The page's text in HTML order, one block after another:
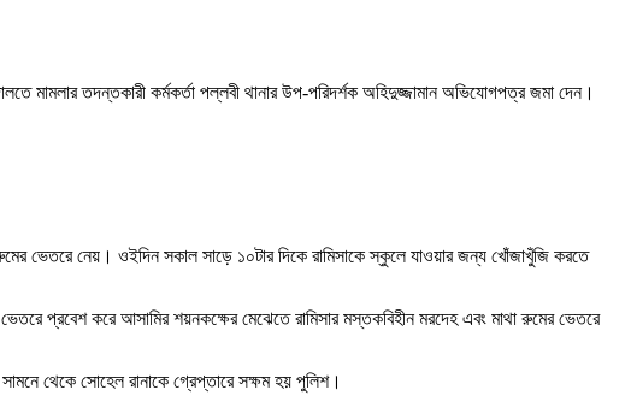
তদন্তকারী কর্মকর্তা পল্লবী থানার উপ-পরিদর্শক অহিদুজ্জামান অভিযোগপত্র জমা দেন।
ভেতরে নেয়। ওইদিন সকাল সাড়ে ১০টার দিকে রামিসাকে স্কুলে যাওয়ার জন্য খোঁজাখুঁজি করতে
প্রবেশ করে আসামির শয়নকক্ষের মেঝেতে রামিসার মস্তকবিহীন মরদেহ এবং মাথা রুমের ভেতরে
থেকে সোহেল রানাকে গ্রেপ্তারে সক্ষম হয় পুলিশ।